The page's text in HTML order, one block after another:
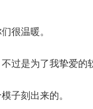
很温暖。
过是为了我挚爱的
子刻出来的。